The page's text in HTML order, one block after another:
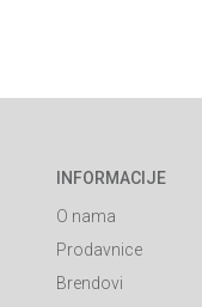
INFORMACIJE
O nama
Prodavnice
Brendovi